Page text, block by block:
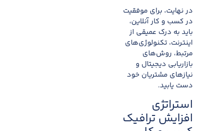
در نهایت، برای موفقیت
در کسب و کار آنلاین،
باید به درک عمیقی از
اینترنت، تکنولوژی‌های
مرتبط، روش‌های
بازاریابی دیجیتال و
نیازهای مشتریان خود
دست یابید.
استراتژی
افزایش ترافیک